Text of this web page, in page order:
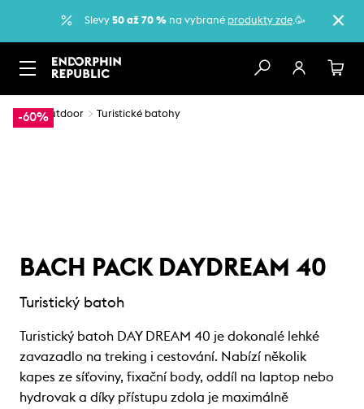
Slevy 50 až 70 % na vybrané produkty zde.🥳
-60%
… Outdoor Turistické batohy
BACH PACK DAYDREAM 40
Turistický batoh
Turistický batoh DAY DREAM 40 je dokonalé lehké
zavazadlo na treking i cestování. Nabízí několik
kapes ze síťoviny, fixační body, oddíl na laptop nebo
hydrovak a díky přístupu zdola je maximálně